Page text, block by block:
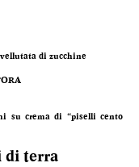
di zucchine
su crema di “piselli cento
di terra